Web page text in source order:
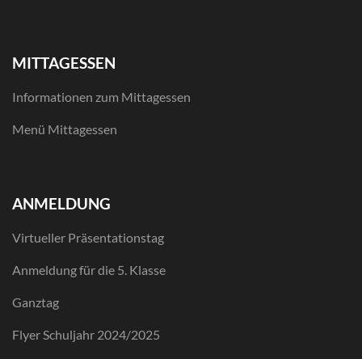
MITTAGESSEN
Informationen zum Mittagessen
Menü Mittagessen
ANMELDUNG
Virtueller Präsentationstag
Anmeldung für die 5. Klasse
Ganztag
Flyer Schuljahr 2024/2025